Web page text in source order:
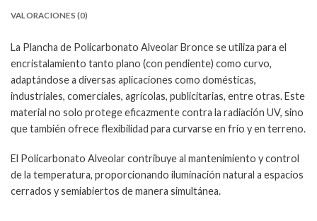
VALORACIONES (0)
La Plancha de Policarbonato Alveolar Bronce se utiliza para el
encristalamiento tanto plano (con pendiente) como curvo,
adaptándose a diversas aplicaciones como domésticas,
industriales, comerciales, agrícolas, publicitarias, entre otras. Este
material no solo protege eficazmente contra la radiación UV, sino
que también ofrece flexibilidad para curvarse en frío y en terreno.
El Policarbonato Alveolar contribuye al mantenimiento y control
de la temperatura, proporcionando iluminación natural a espacios
cerrados y semiabiertos de manera simultánea.